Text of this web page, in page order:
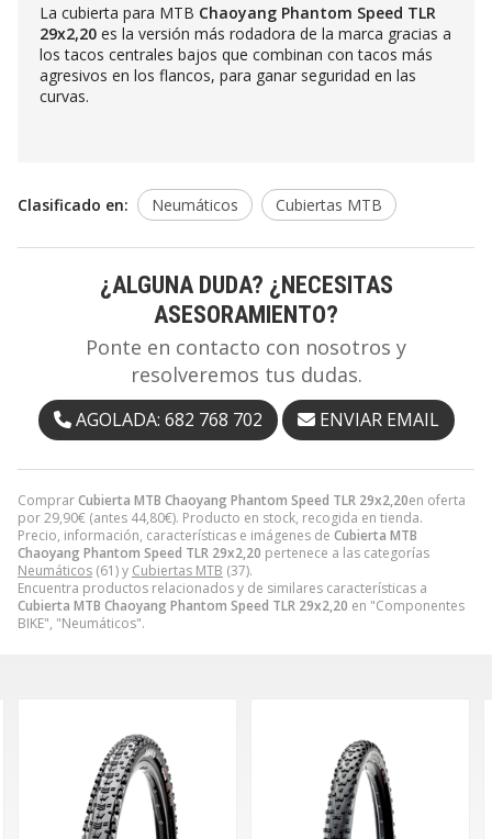
ComprarCubierta MTB Chaoyang Phantom Speed TLR 29x2,20en oferta
por29,90€ (antes 44,80€). Producto en stock, recogida en tienda.
Precio, información, características e imágenes de Cubierta MTB
Chaoyang Phantom Speed TLR 29x2,20 pertenece a las categorías
Neumáticos (61) y Cubiertas MTB (37).
Encuentra productos relacionados y de similares características a
Cubierta MTB Chaoyang Phantom Speed TLR 29x2,20 en "Componentes
BIKE", "Neumáticos".
La cubierta para MTB Chaoyang Phantom Speed TLR
29x2,20 es la versión más rodadora de la marca gracias a
los tacos centrales bajos que combinan con tacos más
agresivos en los flancos, para ganar seguridad en las
curvas.
Clasificado en: Neumáticos Cubiertas MTB
¿ALGUNA DUDA? ¿NECESITAS
ASESORAMIENTO?
Ponte en contacto con nosotros y
resolveremos tus dudas.
AGOLADA: 682 768 702 ENVIAR EMAIL